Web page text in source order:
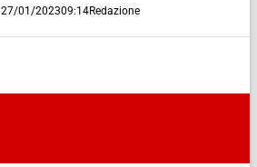
27/01/202309:14Redazione